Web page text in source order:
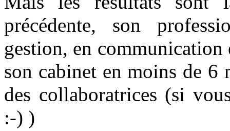
précédente, son
gestion, en
son cabinet en moins de 6
des collaboratrices (si
:-) )